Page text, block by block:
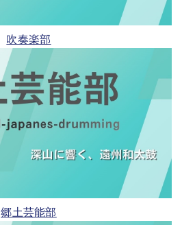
吹奏楽部
郷土芸能部